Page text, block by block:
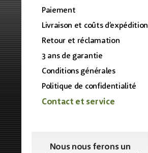
Paiement
Livraison et coûts d’expédition
Retour et réclamation
3 ans de garantie
Conditions générales
Politique de confidentialité
Contact et service
Nous nous ferons un